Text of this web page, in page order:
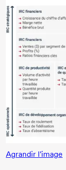
Agrandir l'image